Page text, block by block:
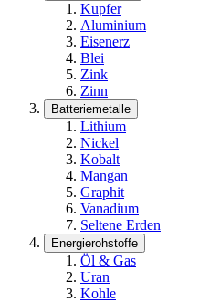
Kupfer
Aluminium
Eisenerz
Blei
Zink
Zinn
Batteriemetalle
Lithium
Nickel
Kobalt
Mangan
Graphit
Vanadium
Seltene Erden
Energierohstoffe
Öl & Gas
Uran
Kohle